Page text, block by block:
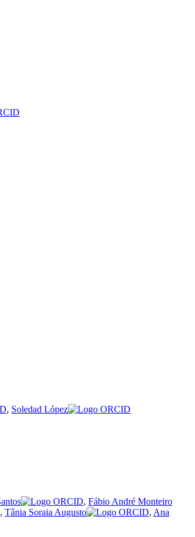
, Soledad López
, Fábio André Monteiro
, Tânia Soraia Augusto , Ana